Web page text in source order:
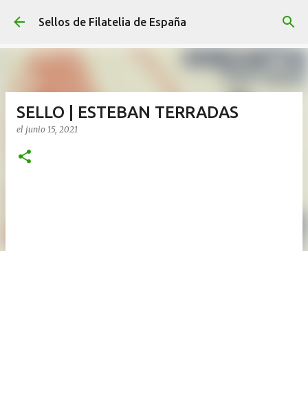
Ir al contenido principal
Sellos de Filatelia de España
SELLO | ESTEBAN TERRADAS
el junio 15, 2021